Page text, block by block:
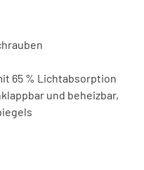
65 % Lichtabsorption
und beheizbar,